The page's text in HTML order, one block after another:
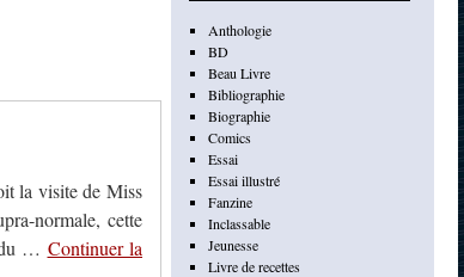
la visite de Miss
normale, cette
… Continuer la
Anthologie
BD
Beau Livre
Bibliographie
Biographie
Comics
Essai
Essai illustré
Fanzine
Inclassable
Jeunesse
Livre de recettes